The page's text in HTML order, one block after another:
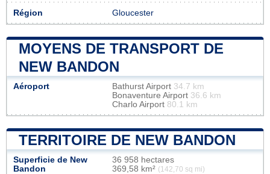
Région Gloucester
MOYENS DE TRANSPORT DE
NEW BANDON
Aéroport Bathurst Airport 34.7 km
Bonaventure Airport 36.6 km
Charlo Airport 80.1 km
TERRITOIRE DE NEW BANDON
Superficie de New
Bandon
36 958 hectares
369,58 km² (142,70 sq mi)